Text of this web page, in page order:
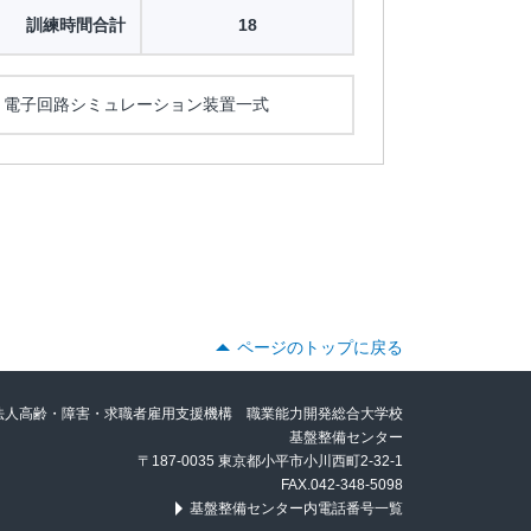
訓練時間合計 18
子回路シミュレーション装置一式
ページのトップに戻る
人高齢・障害・求職者雇用支援機構 職業能力開発総合大学校
基盤整備センター
〒187-0035 東京都小平市小川西町2-32-1
FAX.042-348-5098
基盤整備センター内電話番号一覧